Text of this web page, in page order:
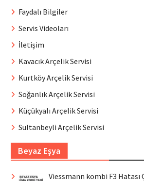
Faydalı Bilgiler
Servis Videoları
İletişim
Kavacık Arçelik Servisi
Kurtköy Arçelik Servisi
Soğanlık Arçelik Servisi
Küçükyalı Arçelik Servisi
Sultanbeyli Arçelik Servisi
Beyaz Eşya
Viessmann kombi F3